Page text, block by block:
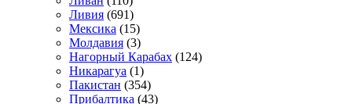
Ливия (691)
Мексика (15)
Молдавия (3)
Нагорный Карабах (124)
Никарагуа (1)
Пакистан (354)
Прибалтика (43)